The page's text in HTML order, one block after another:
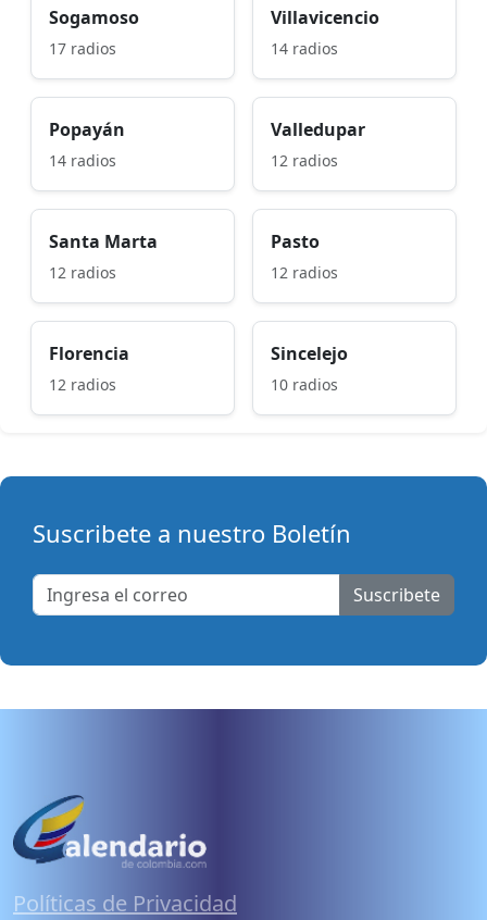
Sogamoso
17 radios
Villavicencio
14 radios
Popayán
14 radios
Valledupar
12 radios
Santa Marta
12 radios
Pasto
12 radios
Florencia
12 radios
Sincelejo
10 radios
Suscribete a nuestro Boletín
Suscribete
Políticas de Privacidad